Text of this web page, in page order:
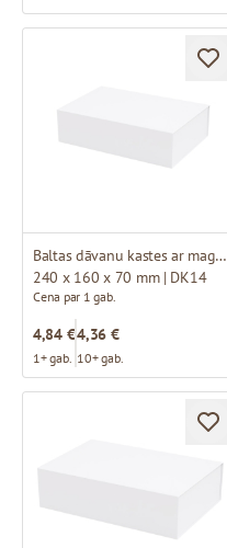
Baltas dāvanu kastes ar magnētu
240 x 160 x 70 mm | DK14
Cena par 1 gab.
4,84 €
1+ gab.
4,36 €
10+ gab.